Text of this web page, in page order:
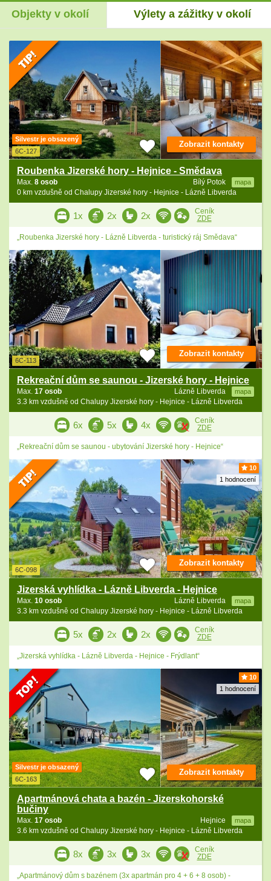
Objekty v okolí Výlety a zážitky v okolí
Silvestr je obsazený
6C-127
Roubenka Jizerské hory - Hejnice - Smědava
Bílý Potok mapa
Max. 8 osob
0 km vzdušně od Chalupy Jizerské hory - Hejnice - Lázně Libverda
Zobrazit kontakty
1x 2x 2x
Ceník
ZDE
„Roubenka Jizerské hory - Lázně Libverda - turistický ráj Smědava“
6C-113
Rekreační dům se saunou - Jizerské hory - Hejnice
Lázně Libverda mapa
Max. 17 osob
3.3 km vzdušně od Chalupy Jizerské hory - Hejnice - Lázně Libverda
Zobrazit kontakty
6x 5x 4x
Ceník
ZDE
„Rekreační dům se saunou - ubytování Jizerské hory - Hejnice“
10
1 hodnocení
6C-098
Jizerská vyhlídka - Lázně Libverda - Hejnice
Lázně Libverda mapa
Max. 10 osob
3.3 km vzdušně od Chalupy Jizerské hory - Hejnice - Lázně Libverda
Zobrazit kontakty
5x 2x 2x
Ceník
ZDE
„Jizerská vyhlídka - Lázně Libverda - Hejnice - Frýdlant“
10
1 hodnocení
Silvestr je obsazený
6C-163
Apartmánová chata a bazén - Jizerskohorské
bučiny
Hejnice mapa
Max. 17 osob
3.6 km vzdušně od Chalupy Jizerské hory - Hejnice - Lázně Libverda
Zobrazit kontakty
8x 3x 3x
Ceník
ZDE
„Apartmánový dům s bazénem (3x apartmán pro 4 + 6 + 8 osob) -